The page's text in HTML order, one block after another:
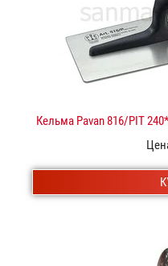
Кельма Pavan 816/PIT